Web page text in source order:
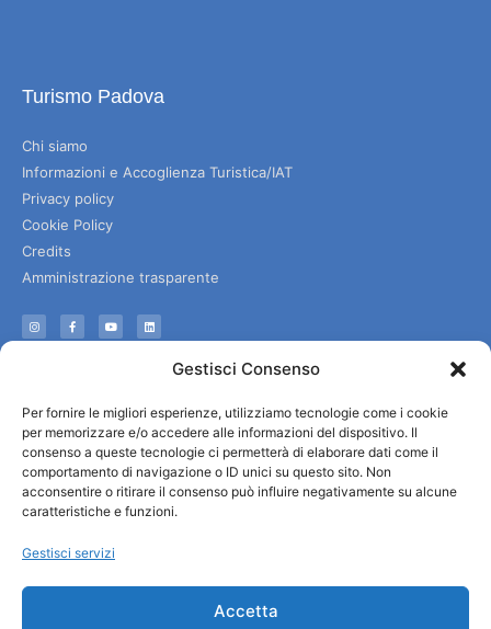
Gestisci Consenso
Per fornire le migliori esperienze, utilizziamo tecnologie come i cookie
per memorizzare e/o accedere alle informazioni del dispositivo. Il
consenso a queste tecnologie ci permetterà di elaborare dati come il
comportamento di navigazione o ID unici su questo sito. Non
acconsentire o ritirare il consenso può influire negativamente su alcune
caratteristiche e funzioni.
Gestisci servizi
Accetta
Turismo Padova
Chi siamo
Informazioni e Accoglienza Turistica/IAT
Privacy policy
Cookie Policy
Credits
Amministrazione trasparente
Servizi utili
Download brochures